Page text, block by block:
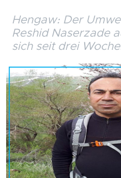
Hengaw: Der
Reshid Naserzade
sich seit drei